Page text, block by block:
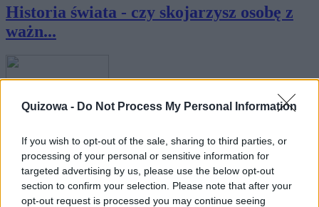
Quizowa - Do Not Process My Personal Information
If you wish to opt-out of the sale, sharing to third parties, or
processing of your personal or sensitive information for
targeted advertising by us, please use the below opt-out
section to confirm your selection. Please note that after your
opt-out request is processed you may continue seeing
Historia świata - czy skojarzysz osobę z
ważn...
Historia Ludzie
Historia Polski - czy skojarzysz osobę z
ważn...